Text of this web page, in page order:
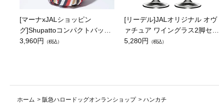
[マーナxJALショッピン
グ]Shupattoコンパクトバッグ
Drop JAL客室乗務員（LC）ス
3,960円 （税込）
[リーデル]JALオリジナル オヴ
ァチュア ワイングラス2脚セッ
ト（レッドワイン）
5,280円 （税込）
ホーム > 阪急ハロードッグオンランショップ > ハンカチ